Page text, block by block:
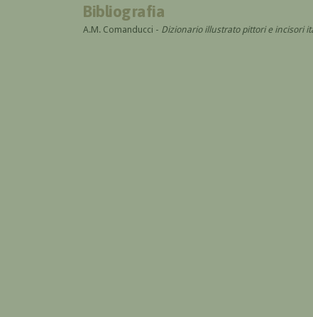
Bibliografia
A.M. Comanducci - Dizionario illustrato pittori e incisori